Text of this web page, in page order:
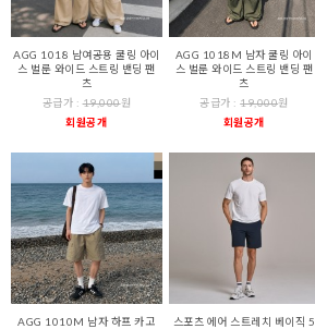
AGG 1018 남여공용 쿨링 아이
스 벌룬 와이드 스트링 밴딩 팬
츠
공급가 :19,000원
회원공개
AGG 1018M 남자 쿨링 아이
스 벌룬 와이드 스트링 밴딩 팬
츠
공급가 :19,000원
회원공개
AGG 1010M 남자 하프 카고
스포츠 에어 스트레치 베이직 5